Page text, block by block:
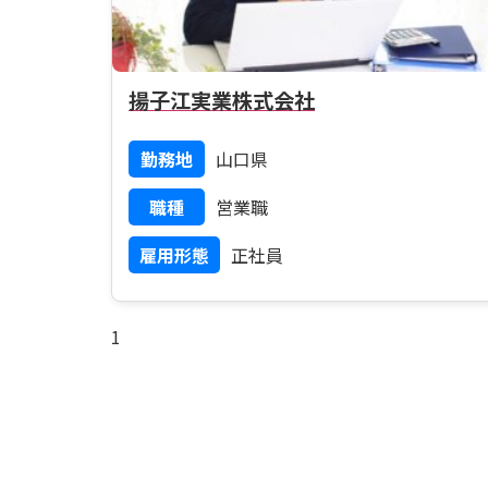
揚子江実業株式会社
勤務地
山口県
職種
営業職
雇用形態
正社員
1